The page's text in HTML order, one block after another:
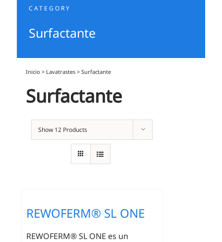
CATEGORY
Surfactante
Inicio > Lavatrastes >Surfactante
Surfactante
Show 12 Products
REWOFERM® SL ONE
REWOFERM® SL ONE es un